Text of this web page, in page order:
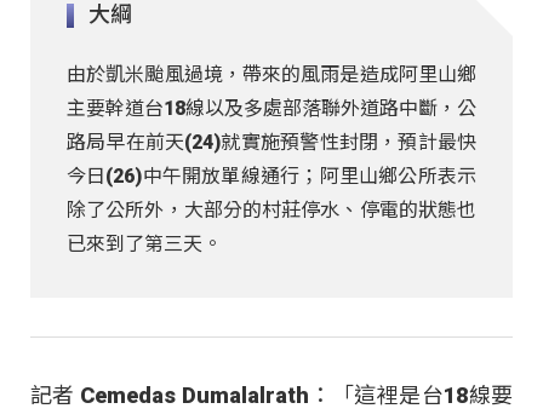
大綱
由於凱米颱風過境，帶來的風雨是造成阿里山鄉
主要幹道台18線以及多處部落聯外道路中斷，公
路局早在前天(24)就實施預警性封閉，預計最快
今日(26)中午開放單線通行；阿里山鄉公所表示
除了公所外，大部分的村莊停水、停電的狀態也
已來到了第三天。
記者 Cemedas Dumalalrath：「這裡是台18線要